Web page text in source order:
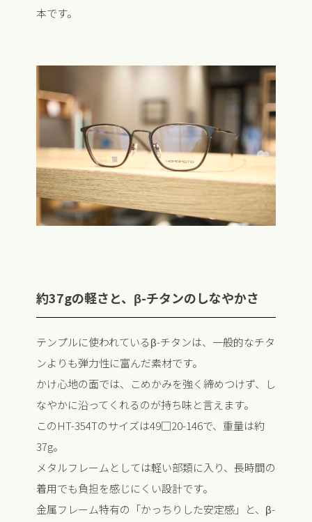
本です。
約37gの軽さと、β-チタンのしなやかさ
テンプルに使われているβ-チタンは、一般的なチタ
ンよりも弾力性に富んだ素材です。
かけ心地の面では、こめかみを強く締めつけず、し
なやかに沿ってくれるのが持ち味と言えます。
このHT-354Tのサイズは49□20-146で、重量は約
37g。
メタルフレームとしては軽い部類に入り、長時間の
着用でも負担を感じにくい設計です。
金属フレーム特有の「かっちりした安定感」と、β-